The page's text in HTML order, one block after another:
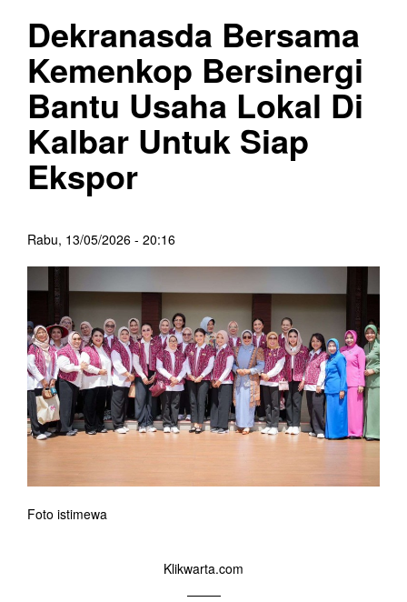
Dekranasda Bersama
Kemenkop Bersinergi
Bantu Usaha Lokal Di
Kalbar Untuk Siap
Ekspor
Rabu, 13/05/2026 - 20:16
Foto istimewa
Klikwarta.com